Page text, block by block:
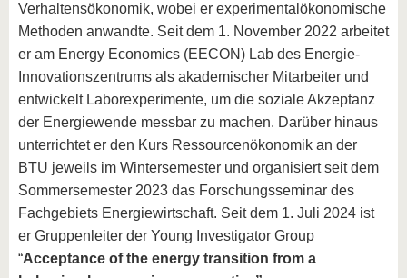
Verhaltensökonomik, wobei er experimentalökonomische
Methoden anwandte. Seit dem 1. November 2022 arbeitet
er am Energy Economics (EECON) Lab des Energie-
Innovationszentrums als akademischer Mitarbeiter und
entwickelt Laborexperimente, um die soziale Akzeptanz
der Energiewende messbar zu machen. Darüber hinaus
unterrichtet er den Kurs Ressourcenökonomik an der
BTU jeweils im Wintersemester und organisiert seit dem
Sommersemester 2023 das Forschungsseminar des
Fachgebiets Energiewirtschaft. Seit dem 1. Juli 2024 ist
er Gruppenleiter der Young Investigator Group
“Acceptance of the energy transition from a